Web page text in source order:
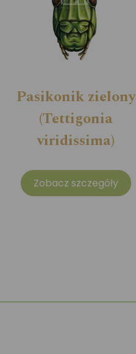
Pasikonik zielony
(Tettigonia
viridissima)
Zobacz szczegóły